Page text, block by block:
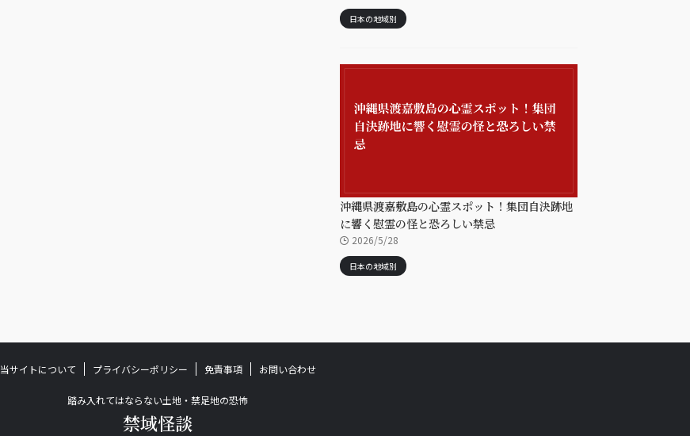
日本の地域別
沖縄県渡嘉敷島の心霊スポット！集団自決跡地
に響く慰霊の怪と恐ろしい禁忌
2026/5/28
日本の地域別
当サイトについて プライバシーポリシー 免責事項 お問い合わせ
踏み入れてはならない土地・禁足地の恐怖
禁域怪談